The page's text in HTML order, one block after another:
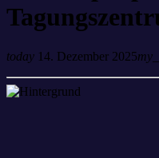
today 14. Dezember 2025